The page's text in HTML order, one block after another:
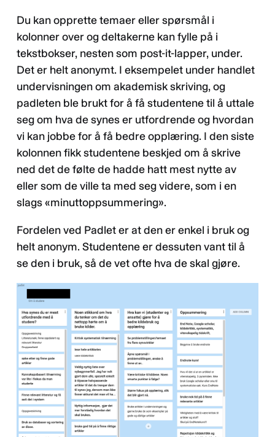
Du kan opprette temaer eller spørsmål i
kolonner over og deltakerne kan fylle på i
tekstbokser, nesten som post-it-lapper, under.
Det er helt anonymt. I eksempelet under handlet
undervisningen om akademisk skriving, og
padleten ble brukt for å få studentene til å uttale
seg om hva de synes er utfordrende og hvordan
vi kan jobbe for å få bedre opplæring. I den siste
kolonnen fikk studentene beskjed om å skrive
ned det de følte de hadde hatt mest nytte av
eller som de ville ta med seg videre, som i en
slags «minuttoppsummering».
Fordelen ved Padlet er at den er enkel i bruk og
helt anonym. Studentene er dessuten vant til å
se den i bruk, så de vet ofte hva de skal gjøre.